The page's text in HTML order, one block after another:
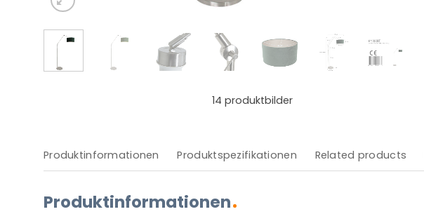
14 produktbilder
Produktinformationen Produktspezifikationen Related products
Produktinformationen